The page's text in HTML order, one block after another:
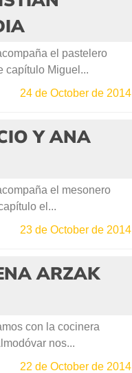
el pastelero
capítulo Miguel...
24 de October de 2014
Y ANA
el mesonero
el...
23 de October de 2014
ARZAK
con la cocinera
nos...
22 de October de 2014